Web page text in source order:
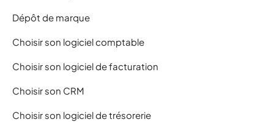
Dépôt de marque
Choisir son logiciel comptable
Choisir son logiciel de facturation
Choisir son CRM
Choisir son logiciel de trésorerie